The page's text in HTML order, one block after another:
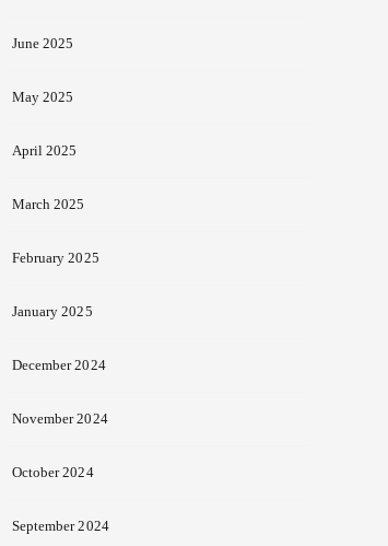
June 2025
May 2025
April 2025
March 2025
February 2025
January 2025
December 2024
November 2024
October 2024
September 2024